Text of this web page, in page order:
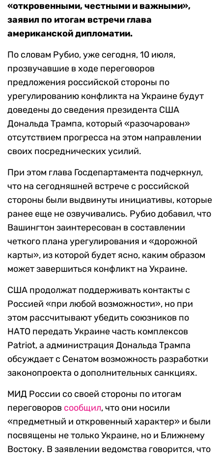
«откровенными, честными и важными»,
заявил по итогам встречи глава
американской дипломатии.
По словам Рубио, уже сегодня, 10 июля,
прозвучавшие в ходе переговоров
предложения российской стороны по
урегулированию конфликта на Украине будут
доведены до сведения президента США
Дональда Трампа, который «разочарован»
отсутствием прогресса на этом направлении
своих посреднических усилий.
При этом глава Госдепартамента подчеркнул,
что на сегодняшней встрече с российской
стороны были выдвинуты инициативы, которые
ранее еще не озвучивались. Рубио добавил, что
Вашингтон заинтересован в составлении
четкого плана урегулирования и «дорожной
карты», из которой будет ясно, каким образом
может завершиться конфликт на Украине.
США продолжат поддерживать контакты с
Россией «при любой возможности», но при
этом рассчитывают убедить союзников по
НАТО передать Украине часть комплексов
Patriot, а администрация Дональда Трампа
обсуждает с Сенатом возможность разработки
законопроекта о дополнительных санкциях.
МИД России со своей стороны по итогам
переговоров сообщил, что они носили
«предметный и откровенный характер» и были
посвящены не только Украине, но и Ближнему
Востоку. В заявлении ведомства говорится, что